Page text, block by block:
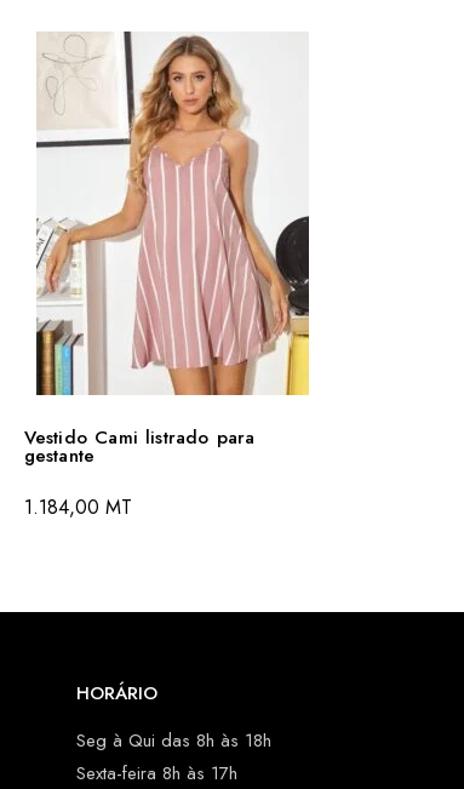
Vestido Cami listrado para
gestante
1.184,00 MT
HORÁRIO
Seg à Qui das 8h às 18h
Sexta-feira 8h às 17h